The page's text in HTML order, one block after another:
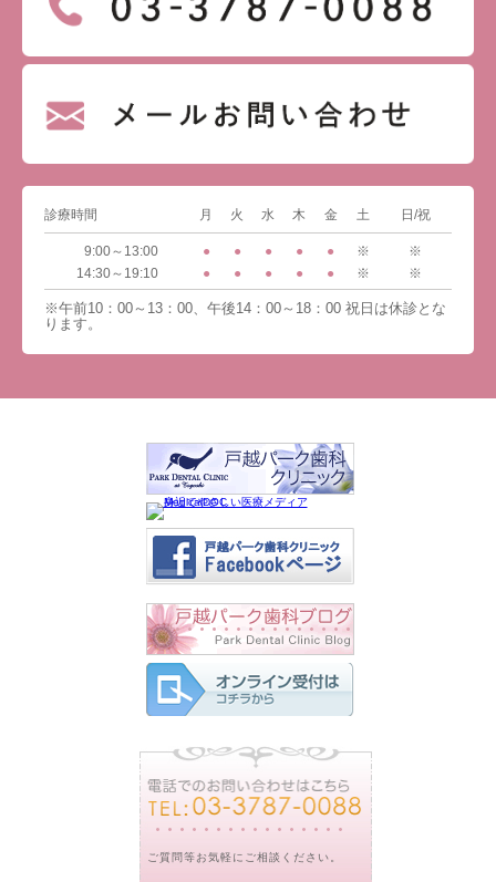
診療時間 月 火 水 木 金 土 日/祝
9:00～13:00 ● ● ● ● ● ※
※
14:30～19:10
● ● ● ● ● ※ ※
※午前10：00～13：00、午後14：00～18：00 祝日は休診とな
ります。
ご質問等お気軽にご相談ください。